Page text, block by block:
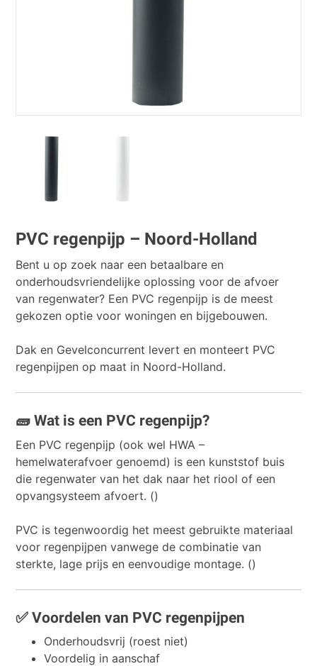
PVC regenpijp – Noord-Holland
Bent u op zoek naar een betaalbare en
onderhoudsvriendelijke oplossing voor de afvoer
van regenwater? Een PVC regenpijp is de meest
gekozen optie voor woningen en bijgebouwen.
Dak en Gevelconcurrent levert en monteert PVC
regenpijpen op maat in Noord-Holland.
🧱 Wat is een PVC regenpijp?
Een PVC regenpijp (ook wel HWA –
hemelwaterafvoer genoemd) is een kunststof buis
die regenwater van het dak naar het riool of een
opvangsysteem afvoert. ()
PVC is tegenwoordig het meest gebruikte materiaal
voor regenpijpen vanwege de combinatie van
sterkte, lage prijs en eenvoudige montage. ()
✅ Voordelen van PVC regenpijpen
Onderhoudsvrij (roest niet)
Voordelig in aanschaf